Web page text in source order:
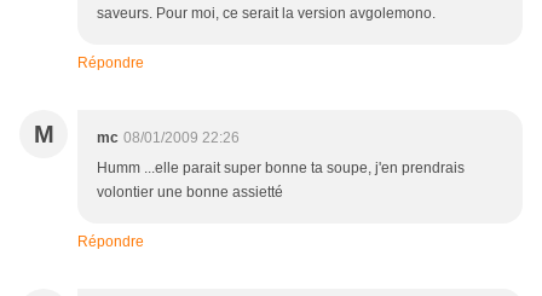
saveurs. Pour moi, ce serait la version avgolemono.
Répondre
M mc 08/01/2009 22:26
Humm ...elle parait super bonne ta soupe, j'en prendrais
volontier une bonne assietté
Répondre